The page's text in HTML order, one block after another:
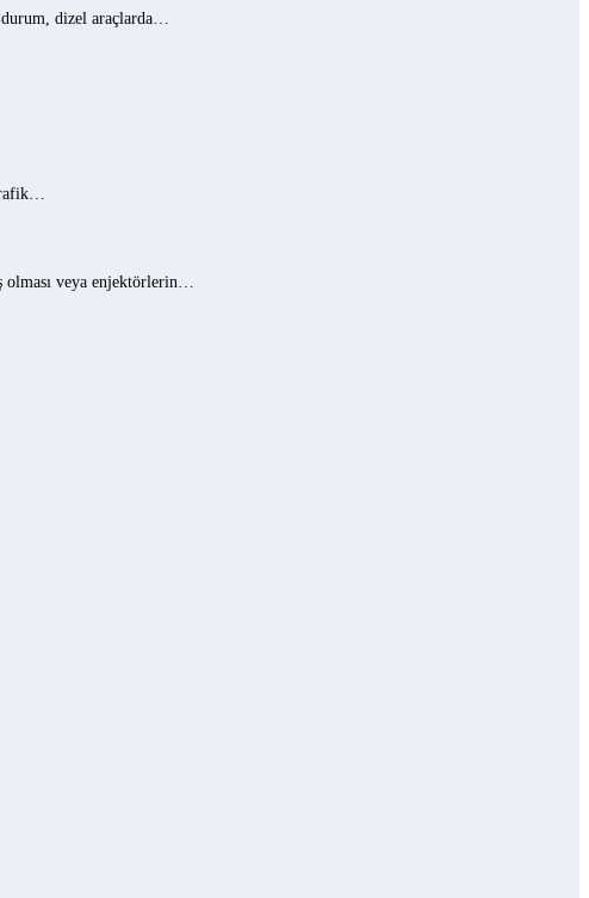
durum, dizel araçlarda…
olması veya enjektörlerin…